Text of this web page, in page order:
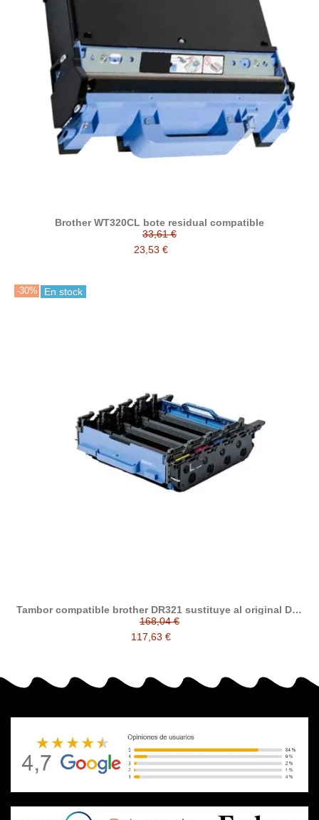
Brother WT320CL bote residual compatible
33,61 €
23,53 €
-30% En stock
Tambor compatible brother DR321 sustituye al original DR-
321CL
168,04 €
117,63 €